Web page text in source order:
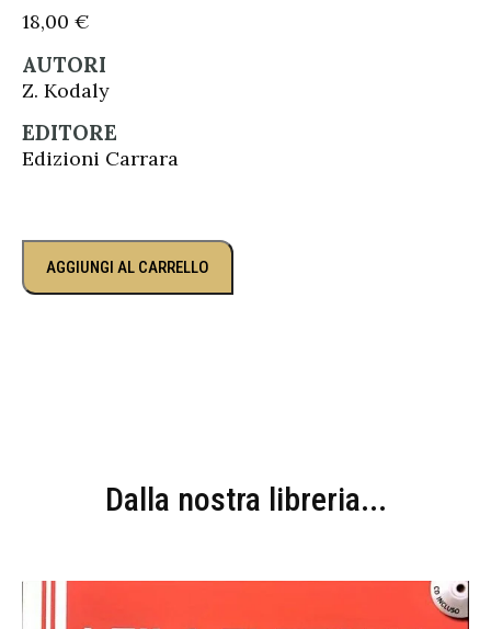
18,00 €
AUTORI
Z. Kodaly
EDITORE
Edizioni Carrara
AGGIUNGI AL CARRELLO
Dalla nostra libreria...